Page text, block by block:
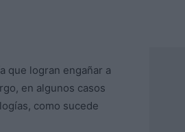
que logran engañar a
en algunos casos
como sucede